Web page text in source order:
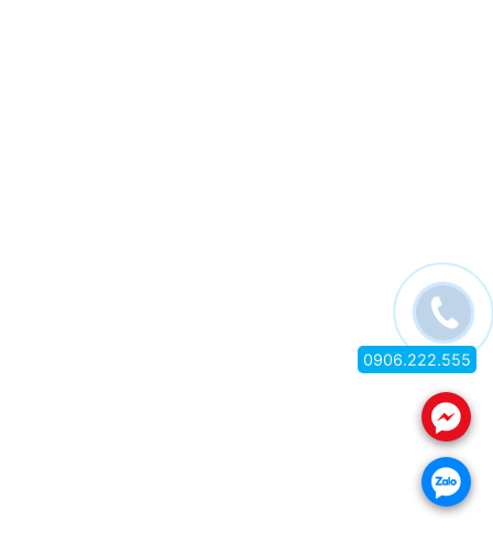
.
.
0906.222.555